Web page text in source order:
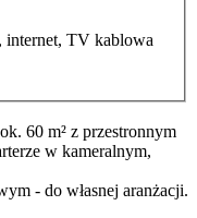
internet, TV kablowa
60 m² z przestronnym
w kameralnym,
- do własnej aranżacji.